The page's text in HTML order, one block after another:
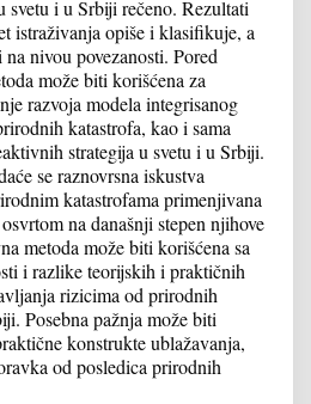
svetu i u Srbiji rečeno. Rezultati
istraživanja opiše i klasifikuje, a
nivou povezanosti. Pored
može biti korišćena za
razvoja modela integrisanog
katastrofa, kao i sama
strategija u svetu i u Srbiji.
se raznovrsna iskustva
katastrofama primenjivana
na današnji stepen njihove
metoda može biti korišćena sa
i razlike teorijskih i praktičnih
rizicima od prirodnih
Posebna pažnja može biti
konstrukte ublažavanja,
od posledica prirodnih